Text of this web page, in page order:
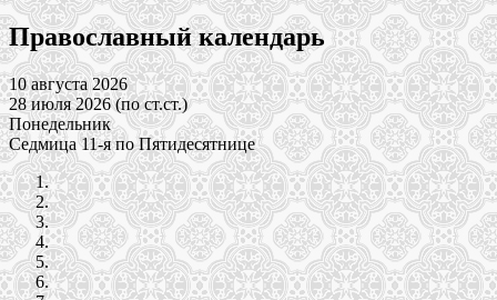
Православный календарь
10 августа 2026
28 июля 2026 (по ст.ст.)
Понедельник
Седмица 11-я по Пятидесятнице